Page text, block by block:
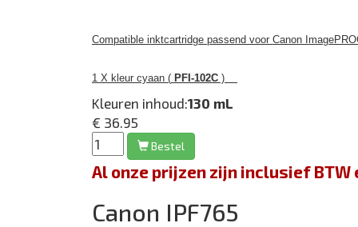
Compatible inktcartridge passend voor Canon
1 X kleur cyaan ( PFI-102C )
Kleuren inhoud:130 mL
€ 36.95
Bestel
Al onze prijzen zijn inclusief
Canon IPF765